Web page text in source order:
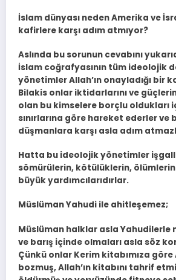
İslam dünyası neden Amerika ve
kafirlere karşı adım atmıyor?
Aslında bu sorunun cevabını
İslam coğrafyasının tüm ideolojik
yönetimler Allah’ın onayladığı bir
Bilakis onlar iktidarlarını ve
olan bu kimselere borçlu oldukları
sınırlarına göre hareket ederler ve
düşmanlara karşı asla adım
Hatta bu ideolojik yönetimler
sömürülerin, kötülüklerin, ölümlerin
büyük yardımcılarıdırlar.
Müslüman Yahudi ile ahitleşemez;
Müslüman halklar asla Yahudilerle
ve barış içinde olmaları asla söz
Çünkü onlar Kerim kitabımıza
bozmuş, Allah’ın kitabını tahrif